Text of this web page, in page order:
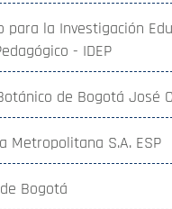
para la Investigación
- IDEP
de Bogotá José
Metropolitana S.A. ESP
Bogotá